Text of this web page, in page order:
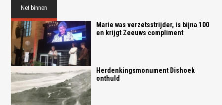
Net binnen
Marie was verzetsstrijder, is bijna 100
en krijgt Zeeuws compliment
Herdenkingsmonument Dishoek
onthuld